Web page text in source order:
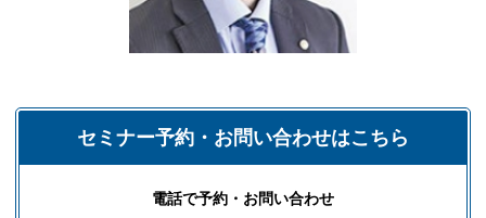
セミナー予約・お問い合わせはこちら
電話で予約・お問い合わせ